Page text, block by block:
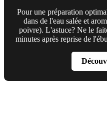
Pour une préparation
dans de l'eau salée et
poivre). L'astuce? Ne le
minutes après reprise de